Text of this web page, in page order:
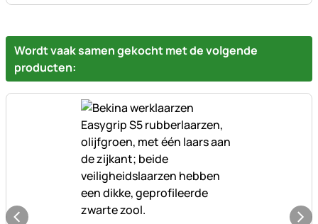
Wordt vaak samen gekocht met de volgende
producten: